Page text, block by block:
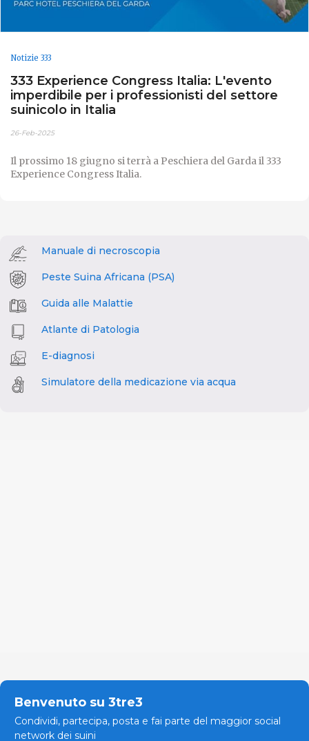
Notizie 333
333 Experience Congress Italia: L'evento
imperdibile per i professionisti del settore
suinicolo in Italia
26-Feb-2025
Il prossimo 18 giugno si terrà a Peschiera del Garda il 333
Experience Congress Italia.
Manuale di necroscopia
Peste Suina Africana (PSA)
Guida alle Malattie
Atlante di Patologia
E-diagnosi
Simulatore della medicazione via acqua
Benvenuto su 3tre3
Condividi, partecipa, posta e fai parte del maggior social
network dei suini